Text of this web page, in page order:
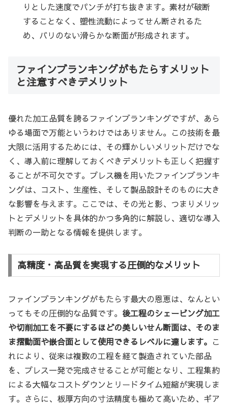
りとした速度でパンチが打ち抜きます。素材が破断
することなく、塑性流動によってせん断されるた
め、バリのない滑らかな断面が形成されます。
ファインブランキングがもたらすメリット
と注意すべきデメリット
優れた加工品質を誇るファインブランキングですが、あら
ゆる場面で万能というわけではありません。この技術を最
大限に活用するためには、その輝かしいメリットだけでな
く、導入前に理解しておくべきデメリットも正しく把握す
ることが不可欠です。プレス機を用いたファインブランキ
ングは、コスト、生産性、そして製品設計そのものに大き
な影響を与えます。ここでは、その光と影、つまりメリッ
トとデメリットを具体的かつ多角的に解説し、適切な導入
判断の一助となる情報を提供します。
高精度・高品質を実現する圧倒的なメリット
ファインブランキングがもたらす最大の恩恵は、なんとい
ってもその圧倒的な品質です。 後工程のシェービング加工
や切削加工を不要にするほどの美しいせん断面は、そのま
ま摺動面や嵌合面として使用できるレベルに達します。 こ
れにより、従来は複数の工程を経て製造されていた部品
を、プレス一発で完成させることが可能となり、工程集約
による大幅なコストダウンとリードタイム短縮が実現しま
す。さらに、板厚方向の寸法精度も極めて高いため、ギア